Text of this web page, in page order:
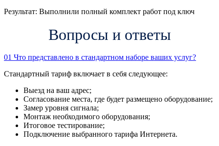
Результат: Выполнили полный комплект работ под ключ
Вопросы и ответы
01 Что представлено в стандартном наборе ваших услуг?
Стандартный тариф включает в себя следующее:
Выезд на ваш адрес;
Согласование места, где будет размещено оборудование;
Замер уровня сигнала;
Монтаж необходимого оборудования;
Итоговое тестирование;
Подключение выбранного тарифа Интернета.